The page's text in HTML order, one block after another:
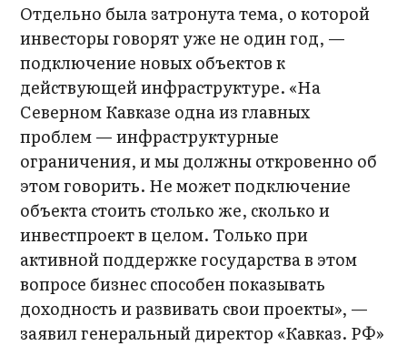
Отдельно была затронута тема, о которой
инвесторы говорят уже не один год, —
подключение новых объектов к
действующей инфраструктуре. «На
Северном Кавказе одна из главных
проблем — инфраструктурные
ограничения, и мы должны откровенно об
этом говорить. Не может подключение
объекта стоить столько же, сколько и
инвестпроект в целом. Только при
активной поддержке государства в этом
вопросе бизнес способен показывать
доходность и развивать свои проекты», —
заявил генеральный директор «Кавказ. РФ»